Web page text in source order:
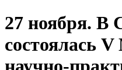
27 ноября.
состоялась